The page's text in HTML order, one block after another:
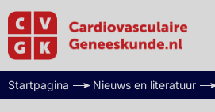
Startpagina Nieuws en literatuur